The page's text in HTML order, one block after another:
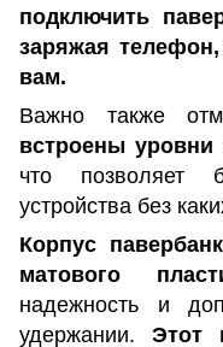
подключить
заряжая
вам.
Важно также
встроены уровни
что позволяет
устройства без
Корпус
матового
надежность и
удержании. Этот